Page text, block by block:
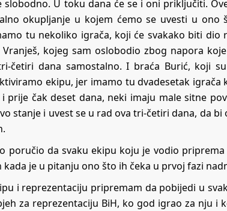
slobodno. U toku dana će se i oni priključiti.
okupljanje u kojem ćemo se uvesti u ono
tu nekoliko igrača, koji će svakako biti
kojeg sam oslobodio zbog napora
četiri dana samostalno. I braća Burić, koji
ekipu, jer imamo tu dvadesetak
prije čak deset dana, neki imaju male sitne
stanje i uvest se u rad ova tri-četiri dana, da
poručio da svaku ekipu koju je vodio
je u pitanju ono što ih čeka u prvoj fazi
i reprezentaciju pripremam da pobijedi u
za reprezentaciju BiH, ko god igrao za nju i